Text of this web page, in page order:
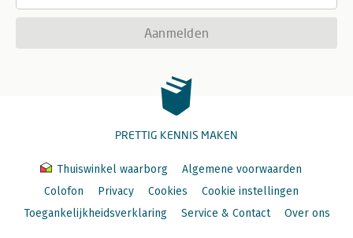
Aanmelden
PRETTIG KENNIS MAKEN
Thuiswinkel waarborg
Algemene voorwaarden
Colofon
Privacy Cookies
Cookie instellingen
Toegankelijkheidsverklaring
Service & Contact Over ons